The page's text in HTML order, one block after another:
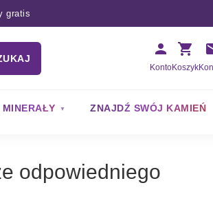
gratis
KontoKoszyk
MINERAŁY ZNAJDŹ SWÓJ KAMIEŃ
odpowiedniego